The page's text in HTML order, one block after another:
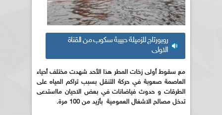
روبورتاج للزميلة حبيبة سكوب من القناة
الاولى
مع سقوط أولى زخات المطر هذا الأحد شهدت مختلف أحياء
العاصمة صعوبة في حركة التنقل بسبب تراكم المياه على
الطرقات و حدوث فياضانات في بعض الاحيان مااستدعى
تدخل مصالح الاشغال العمومية بأزيد من 100 مرة.